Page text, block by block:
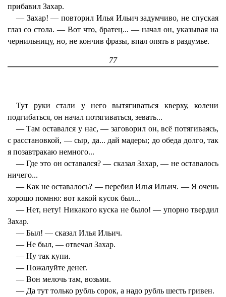
прибавил Захар.
— Захар! — повторил Илья Ильич задумчиво, не спуская
глаз со стола. — Вот что, братец... — начал он, указывая на
чернильницу, но, не кончив фразы, впал опять в раздумье.
77
Тут руки стали у него вытягиваться кверху, колени
подгибаться, он начал потягиваться, зевать...
— Там оставался у нас, — заговорил он, всё потягиваясь,
с расстановкой, — сыр, да... дай мадеры; до обеда долго, так
я позавтракаю немного...
— Где это он оставался? — сказал Захар, — не оставалось
ничего...
— Как не оставалось? — перебил Илья Ильич. — Я очень
хорошо помню: вот какой кусок был...
— Нет, нету! Никакого куска не было! — упорно твердил
Захар.
— Был! — сказал Илья Ильич.
— Не был, — отвечал Захар.
— Ну так купи.
— Пожалуйте денег.
— Вон мелочь там, возьми.
— Да тут только рубль сорок, а надо рубль шесть гривен.